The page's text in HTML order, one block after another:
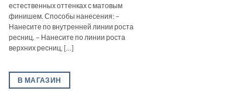
естественных оттенках с матовым
финишем. Способы нанесения: –
Нанесите по внутренней линии роста
ресниц. – Нанесите по линии роста
верхних ресниц, [...]
В МАГАЗИН